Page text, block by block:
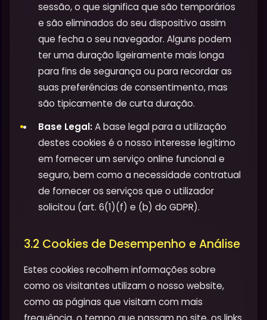
sessão, o que significa que são temporários
e são eliminados do seu dispositivo assim
que fecha o seu navegador. Alguns podem
ter uma duração ligeiramente mais longa
para fins de segurança ou para recordar as
suas preferências de consentimento, mas
são tipicamente de curta duração.
Base Legal:A base legal para a utilização
destes cookies é o nosso interesse legítimo
em fornecer um serviço online funcional e
seguro, bem como a necessidade contratual
de fornecer os serviços que o utilizador
solicitou (art. 6(1)(f) e (b) do GDPR).
3.2 Cookies de Desempenho e Análise
Estes cookies recolhem informações sobre
como os visitantes utilizam o nosso website,
como as páginas que visitam com mais